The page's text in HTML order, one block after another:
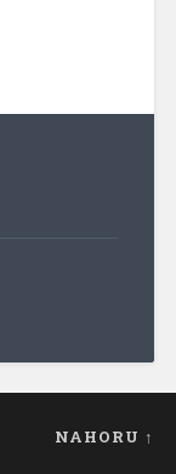
NAHORU ↑